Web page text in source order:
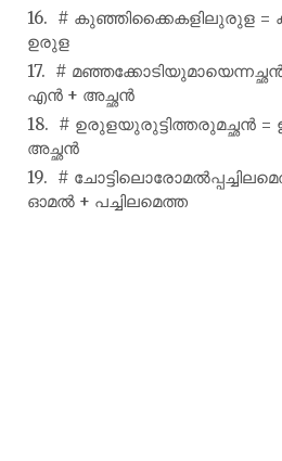
# കുഞ്ഞിക്കൈകളിലുരുള =
ഉരുള
#
എൻ + അച്ഛൻ
# ഉരുളയുരുട്ടിത്തരുമച്ഛൻ =
അച്ഛൻ
#
ഓമൽ + പച്ചിലമെത്ത